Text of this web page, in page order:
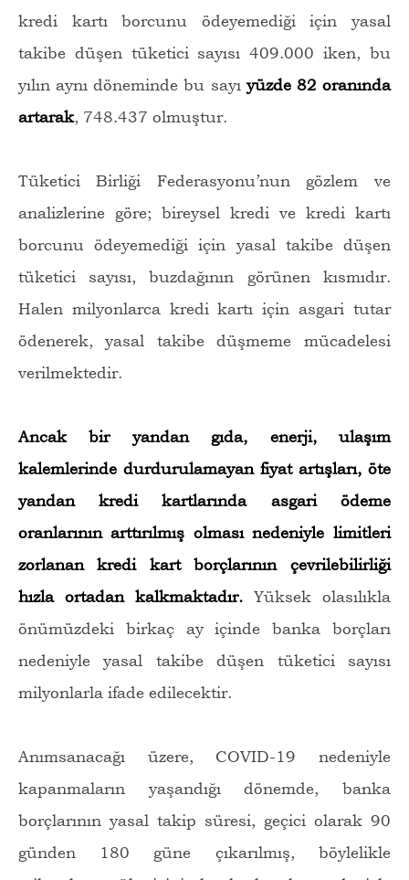
kredi kartı borcunu ödeyemediği için yasal
takibe düşen tüketici sayısı 409.000 iken, bu
yılın aynı döneminde bu sayıyüzde 82 oranında
artarak, 748.437 olmuştur.
Tüketici Birliği Federasyonu’nun gözlem ve
analizlerine göre; bireysel kredi ve kredi kartı
borcunu ödeyemediği için yasal takibe düşen
tüketici sayısı, buzdağının görünen kısmıdır.
Halen milyonlarca kredi kartı için asgari tutar
ödenerek, yasal takibe düşmeme mücadelesi
verilmektedir.
Ancak bir yandan gıda, enerji, ulaşım
kalemlerinde durdurulamayan fiyat artışları, öte
yandan kredi kartlarında asgari ödeme
oranlarının arttırılmış olması nedeniyle limitleri
zorlanan kredi kart borçlarının çevrilebilirliği
hızla ortadan kalkmaktadır.Yüksek olasılıkla
önümüzdeki birkaç ay içinde banka borçları
nedeniyle yasal takibe düşen tüketici sayısı
milyonlarla ifade edilecektir.
Anımsanacağı üzere, COVID-19 nedeniyle
kapanmaların yaşandığı dönemde, banka
borçlarının yasal takip süresi, geçici olarak 90
günden 180 güne çıkarılmış, böylelikle